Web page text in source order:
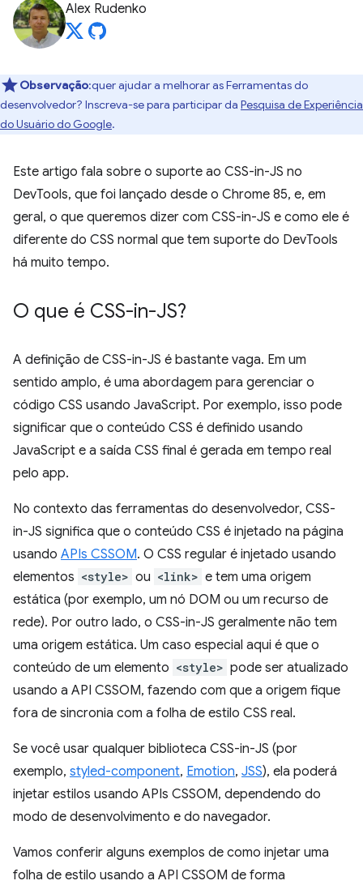
Alex Rudenko
Observação:quer ajudar a melhorar as Ferramentas do
desenvolvedor? Inscreva-se para participar da Pesquisa de Experiência
do Usuário do Google.
Este artigo fala sobre o suporte ao CSS-in-JS no
DevTools, que foi lançado desde o Chrome 85, e, em
geral, o que queremos dizer com CSS-in-JS e como ele é
diferente do CSS normal que tem suporte do DevTools
há muito tempo.
O que é CSS-in-JS?
A definição de CSS-in-JS é bastante vaga. Em um
sentido amplo, é uma abordagem para gerenciar o
código CSS usando JavaScript. Por exemplo, isso pode
significar que o conteúdo CSS é definido usando
JavaScript e a saída CSS final é gerada em tempo real
pelo app.
No contexto das ferramentas do desenvolvedor, CSS-
in-JS significa que o conteúdo CSS é injetado na página
usando APIs CSSOM. O CSS regular é injetado usando
elementos <style> ou <link> e tem uma origem
estática (por exemplo, um nó DOM ou um recurso de
rede). Por outro lado, o CSS-in-JS geralmente não tem
uma origem estática. Um caso especial aqui é que o
conteúdo de um elemento <style> pode ser atualizado
usando a API CSSOM, fazendo com que a origem fique
fora de sincronia com a folha de estilo CSS real.
Se você usar qualquer biblioteca CSS-in-JS (por
exemplo, styled-component, Emotion, JSS), ela poderá
injetar estilos usando APIs CSSOM, dependendo do
modo de desenvolvimento e do navegador.
Vamos conferir alguns exemplos de como injetar uma
folha de estilo usando a API CSSOM de forma